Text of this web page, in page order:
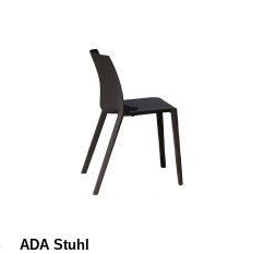
ADA Stuhl